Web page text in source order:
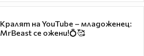
Кралят на YouTube – младоженец:
MrBeast се ожени!💍🥰